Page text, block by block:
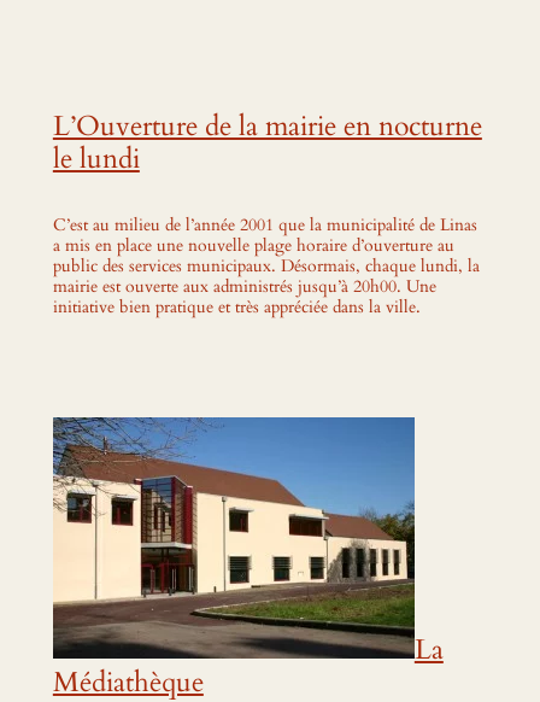
L’Ouverture de la mairie en nocturne
le lundi
C’est au milieu de l’année 2001 que la municipalité de Linas
a mis en place une nouvelle plage horaire d’ouverture au
public des services municipaux. Désormais, chaque lundi, la
mairie est ouverte aux administrés jusqu’à 20h00. Une
initiative bien pratique et très appréciée dans la ville.
La
Médiathèque